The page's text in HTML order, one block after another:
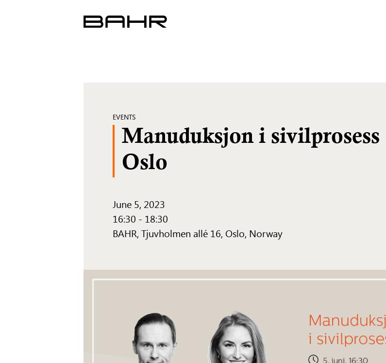
EVENTS
Manuduksjon i sivilprosess |
Oslo
June 5, 2023
16:30 - 18:30
BAHR, Tjuvholmen allé 16, Oslo, Norway